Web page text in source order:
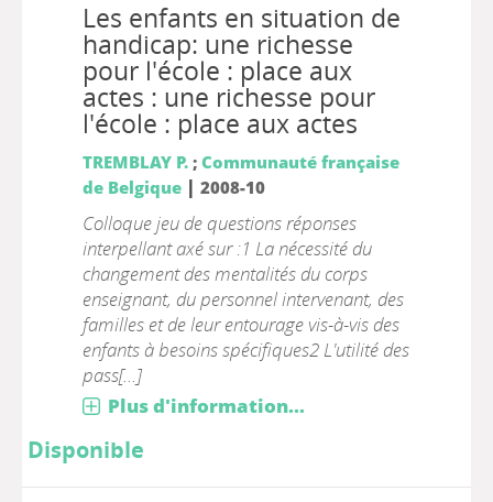
Les enfants en situation de
handicap: une richesse
pour l'école : place aux
actes : une richesse pour
l'école : place aux actes
TREMBLAY P.; Communauté française
de Belgique | 2008-10
Colloque jeu de questions réponses
interpellant axé sur :1 La nécessité du
changement des mentalités du corps
enseignant, du personnel intervenant, des
familles et de leur entourage vis-à-vis des
enfants à besoins spécifiques2 L'utilité des
pass[...]
Plus d'information...
Disponible